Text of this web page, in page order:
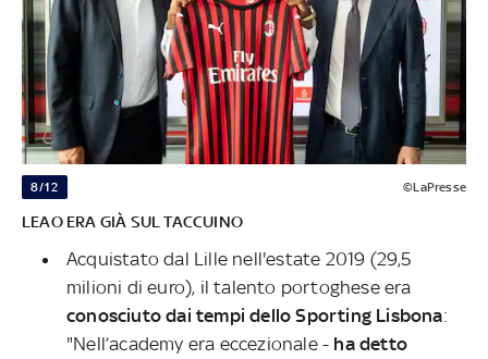
8/12 ©LaPresse
LEAO ERA GIÀ SUL TACCUINO
Acquistato dal Lille nell'estate 2019 (29,5
milioni di euro), il talento portoghese era
conosciuto dai tempi dello Sporting Lisbona:
"Nell’academy era eccezionale - ha detto